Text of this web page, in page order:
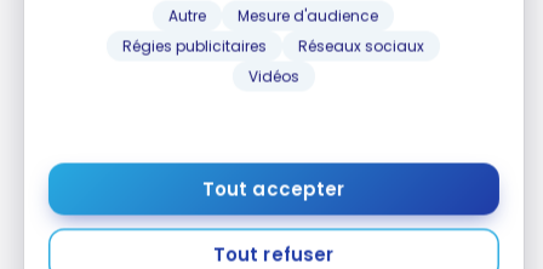
Autre
Mesure d'audience
Régies publicitaires
Réseaux sociaux
Vidéos
Tout accepter
Tout refuser
Il n’y a pas de limite au niveau des recherches qui
peuvent s’étaler sur quasiment une semaine (donc
vous évitez de chercher des vols date par date) et
AvGeek qui aimeraitchoisir son avionou
simplement pour la personne qui espère un
changement d’horaireafin de modifier son
itinéraire gratuitement.